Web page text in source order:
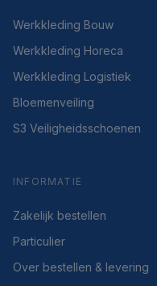
Werkkleding Bouw
Werkkleding Horeca
Werkkleding Logistiek
Bloemenveiling
S3 Veiligheidsschoenen
INFORMATIE
Zakelijk bestellen
Particulier
Over bestellen & levering